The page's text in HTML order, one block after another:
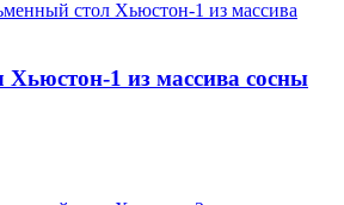
1 из массива сосны